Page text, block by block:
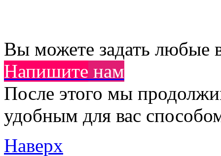
Вы можете задать любые
Напишите нам
После этого мы
удобным для вас
Наверх